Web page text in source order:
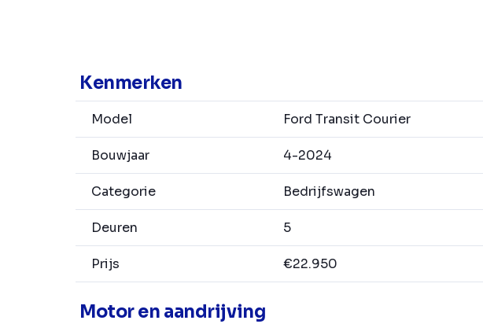
Kenmerken
Model Ford Transit Courier
Bouwjaar 4-2024
Categorie Bedrijfswagen
Deuren 5
Prijs €22.950
Motor en aandrijving